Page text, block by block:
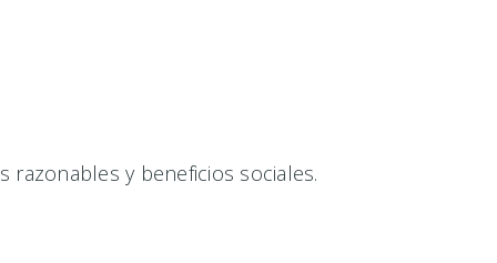
y beneficios sociales.